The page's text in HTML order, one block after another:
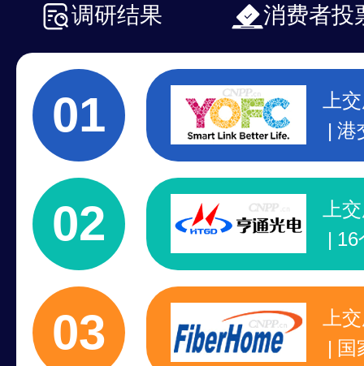
调研结果
消费者投
01
上
港
制
02
上
16
14
03
上
国